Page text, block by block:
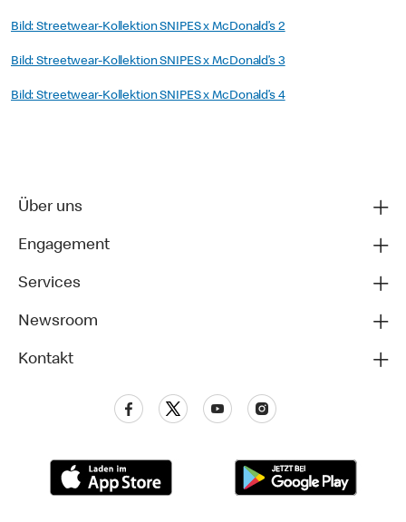
Bild: Streetwear-Kollektion SNIPES x McDonald’s 2
Bild: Streetwear-Kollektion SNIPES x McDonald’s 3
Bild: Streetwear-Kollektion SNIPES x McDonald’s 4
Über uns
Engagement
Services
Newsroom
Kontakt